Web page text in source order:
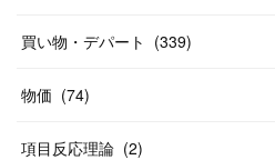
58)
10
買い物・デパート (339)
物価 (74)
項目反応理論 (2)